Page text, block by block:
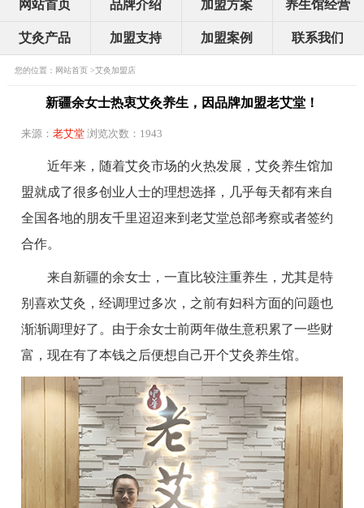
网站首页 品牌介绍 加盟方案 养生馆经营
艾灸产品 加盟支持 加盟案例 联系我们
您的位置： 网站首页>艾灸加盟店
新疆余女士热衷艾灸养生，因品牌加盟老艾堂！
来源：老艾堂 浏览次数：1943
近年来，随着艾灸市场的火热发展，艾灸养生馆加
盟就成了很多创业人士的理想选择，几乎每天都有来自
全国各地的朋友千里迢迢来到老艾堂总部考察或者签约
合作。
来自新疆的余女士，一直比较注重养生，尤其是特
别喜欢艾灸，经调理过多次，之前有妇科方面的问题也
渐渐调理好了。由于余女士前两年做生意积累了一些财
富，现在有了本钱之后便想自己开个艾灸养生馆。